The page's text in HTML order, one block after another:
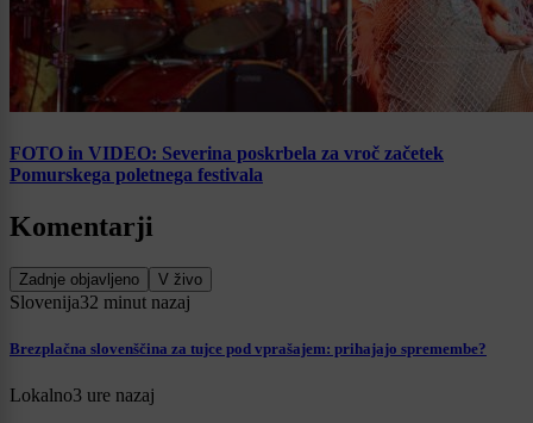
FOTO in VIDEO: Severina poskrbela za vroč začetek
Pomurskega poletnega festivala
Komentarji
Zadnje objavljeno V živo
Slovenija32 minut nazaj
Brezplačna slovenščina za tujce pod vprašajem: prihajajo spremembe?
Lokalno3 ure nazaj